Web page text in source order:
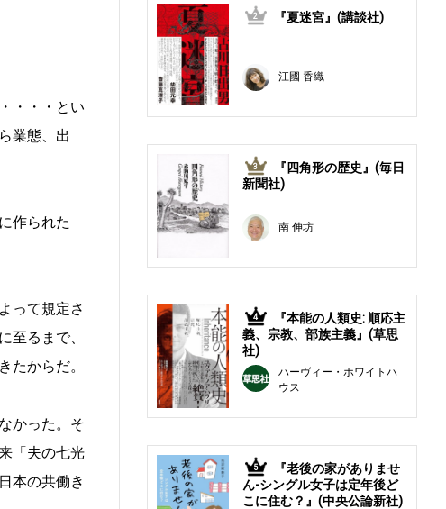
・・・とい
業態、出
作られた
って規定さ
至るまで、
たからだ。
かった。そ
「夫の七光
本の共働き
2 『夏迷宮』(講談社)
江國 香織
3
『四角形の歴史』(毎日
新聞社)
南 伸坊
4
『本能の人類史: 順応主
義、宗教、部族主義』(草思
社)
ハーヴィー・ホワイトハ
ウス
5
『老後の家がありませ
ん-シングル女子は定年後ど
こに住む？』(中央公論新社)